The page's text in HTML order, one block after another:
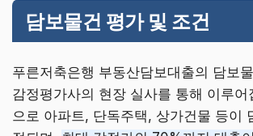
담보물건 평가 및 조건
푸른저축은행 부동산담보대출의 담보
감정평가사의 현장 실사를 통해 이루어
으로 아파트, 단독주택, 상가건물 등이